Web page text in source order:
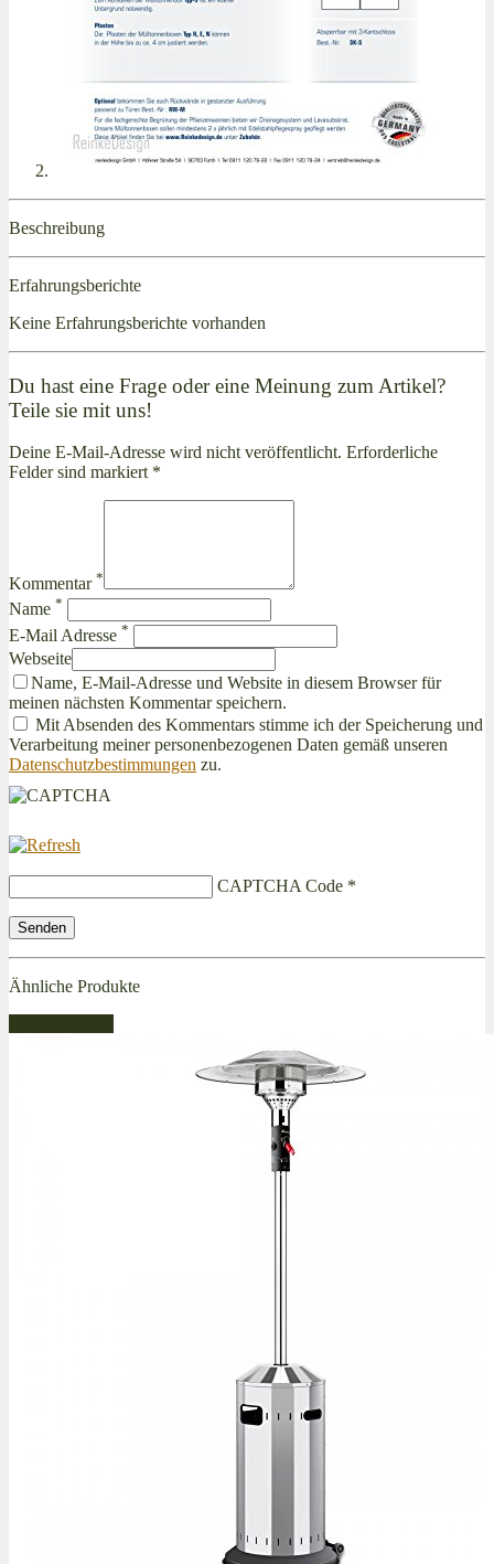
Beschreibung
Erfahrungsberichte
Keine Erfahrungsberichte vorhanden
Du hast eine Frage oder eine Meinung zum Artikel?
Teile sie mit uns!
Deine E-Mail-Adresse wird nicht veröffentlicht. Erforderliche
Felder sind markiert *
Kommentar *
Name *
E-Mail Adresse *
Webseite
Name, E-Mail-Adresse und Website in diesem Browser für
meinen nächsten Kommentar speichern.
Mit Absenden des Kommentars stimme ich der Speicherung und
Verarbeitung meiner personenbezogenen Daten gemäß unseren
Datenschutzbestimmungen zu.
CAPTCHA Code *
Ähnliche Produkte